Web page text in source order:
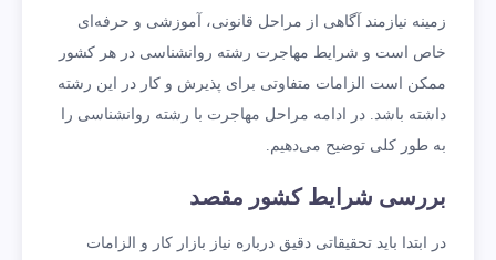
زمینه نیازمند آگاهی از مراحل قانونی، آموزشی و حرفه‌ای
خاص است و شرایط مهاجرت رشته روانشناسی در هر کشور
ممکن است الزامات متفاوتی برای پذیرش و کار در این رشته
داشته باشد. در ادامه مراحل مهاجرت با رشته روانشناسی را
به طور کلی توضیح می‌دهیم.
بررسی شرایط کشور مقصد
در ابتدا باید تحقیقاتی دقیق درباره نیاز بازار کار و الزامات